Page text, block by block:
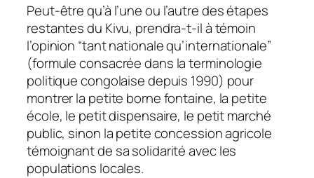
Peut-être qu’à l’une ou l’autre des étapes
restantes du Kivu, prendra-t-il à témoin
l’opinion “tant nationale qu’internationale”
(formule consacrée dans la terminologie
politique congolaise depuis 1990) pour
montrer la petite borne fontaine, la petite
école, le petit dispensaire, le petit marché
public, sinon la petite concession agricole
témoignant de sa solidarité avec les
populations locales.